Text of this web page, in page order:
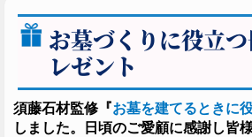
お墓づくりに役立
レゼント
須藤石材監修『お墓を建てるときに
しました。日頃のご愛顧に感謝し皆